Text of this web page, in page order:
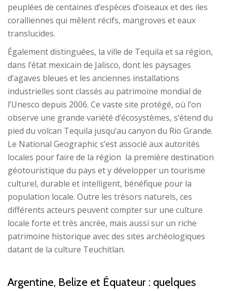
peuplées de centaines d’espèces d’oiseaux et des iles
coralliennes qui mêlent récifs, mangroves et eaux
translucides.
Également distinguées, la ville de Tequila et sa région,
dans l’état mexicain de Jalisco, dont les paysages
d’agaves bleues et les anciennes installations
industrielles sont classés au patrimoine mondial de
l’Unesco depuis 2006. Ce vaste site protégé, où l’on
observe une grande variété d’écosystèmes, s’étend du
pied du volcan Tequila jusqu’au canyon du Rio Grande.
Le National Geographic s’est associé aux autorités
locales pour faire de la région la première destination
géotouristique du pays et y développer un tourisme
culturel, durable et intelligent, bénéfique pour la
population locale. Outre les trésors naturels, ces
différents acteurs peuvent compter sur une culture
locale forte et très ancrée, mais aussi sur un riche
patrimoine historique avec des sites archéologiques
datant de la culture Teuchitlan.
Argentine, Belize et Équateur : quelques